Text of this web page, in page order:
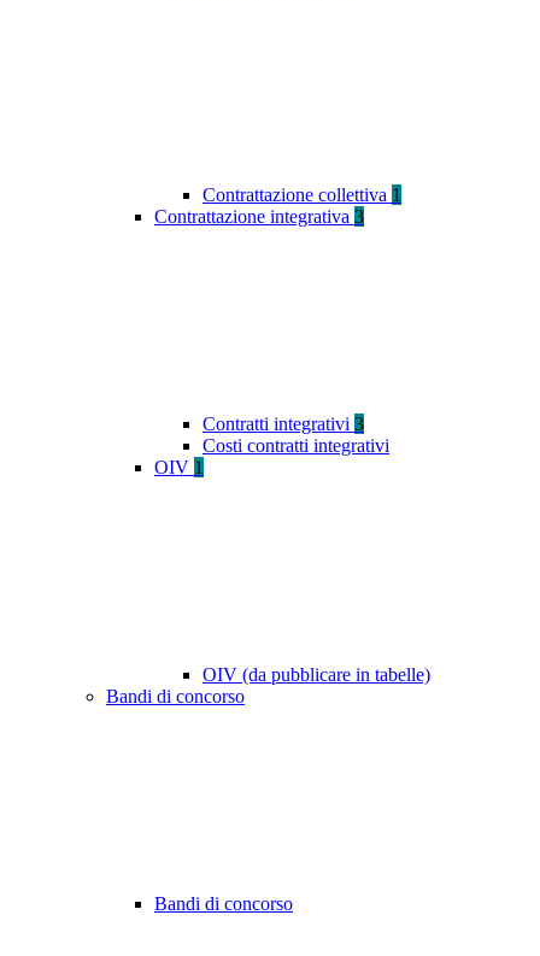
Contrattazione collettiva 1
Contrattazione integrativa 3
Contratti integrativi 3
Costi contratti integrativi
OIV 1
OIV (da pubblicare in tabelle)
Bandi di concorso
Bandi di concorso